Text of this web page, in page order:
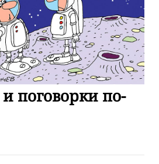
поговорки по-